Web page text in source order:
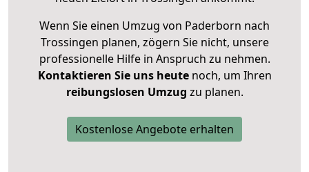
Wenn Sie einen Umzug von Paderborn nach
Trossingen planen, zögern Sie nicht, unsere
professionelle Hilfe in Anspruch zu nehmen.
Kontaktieren Sie uns heutenoch, um Ihren
reibungslosen Umzug zu planen.
Kostenlose Angebote erhalten